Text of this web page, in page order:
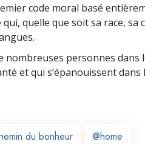
code moral basé
quelle que soit sa race, sa
nombreuses personnes dans
et qui s’épanouissent dans
du bonheur @home